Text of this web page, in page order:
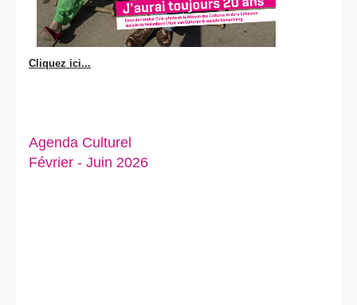
Cliquez ici...
Agenda Culturel
Février - Juin 2026